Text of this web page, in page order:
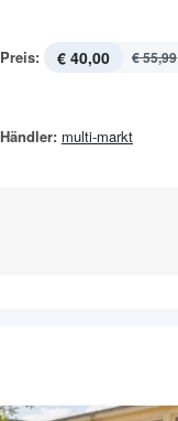
Preis: € 40,00 € 55,99
Händler: multi-markt